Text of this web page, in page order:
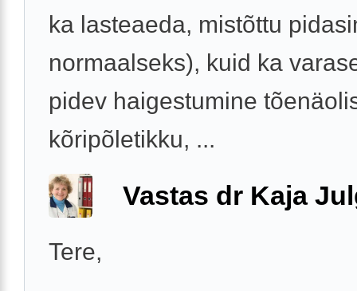
ka lasteaeda, mistõttu
normaalseks), kuid ka
pidev haigestumine
kõripõletikku, ...
Vastas dr Kaja
Tere,